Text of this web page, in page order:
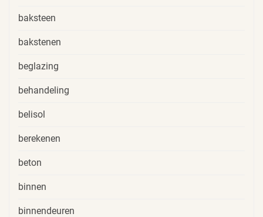
baksteen
bakstenen
beglazing
behandeling
belisol
berekenen
beton
binnen
binnendeuren